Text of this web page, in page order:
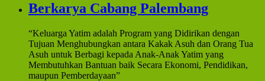
Berkarya Cabang Palembang
“Keluarga Yatim adalah Program yang Didirikan dengan
Tujuan Menghubungkan antara Kakak Asuh dan Orang Tua
Asuh untuk Berbagi kepada Anak-Anak Yatim yang
Membutuhkan Bantuan baik Secara Ekonomi, Pendidikan,
maupun Pemberdayaan”